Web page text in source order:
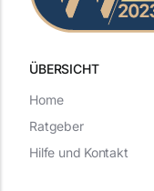
ÜBERSICHT
Home
Ratgeber
Hilfe und Kontakt